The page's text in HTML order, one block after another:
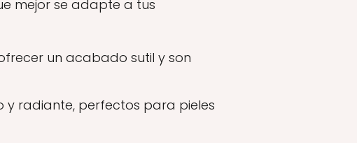
mejor se adapte a tus
un acabado sutil y son
radiante, perfectos para pieles